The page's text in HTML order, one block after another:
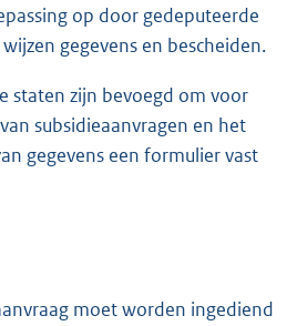
op door gedeputeerde
gegevens en bescheiden.
staten zijn bevoegd om voor
subsidieaanvragen en het
gegevens een formulier vast
moet worden ingediend